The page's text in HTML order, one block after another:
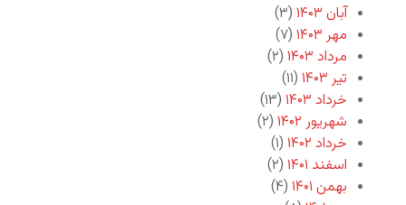
آبان ۱۴۰۳
(۳)
مهر ۱۴۰۳
(۷)
مرداد ۱۴۰۳
(۲)
تیر ۱۴۰۳
(۱۱)
خرداد ۱۴۰۳
(۱۳)
شهریور ۱۴۰۲
(۲)
خرداد ۱۴۰۲
(۱)
اسفند ۱۴۰۱
(۲)
بهمن ۱۴۰۱
(۴)